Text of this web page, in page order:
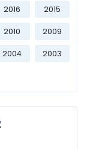
van
zullen ons
2016 2015
2010 2009
2004 2003